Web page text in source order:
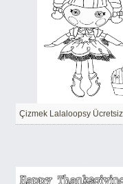
Çizmek Lalaloopsy Ücretsiz